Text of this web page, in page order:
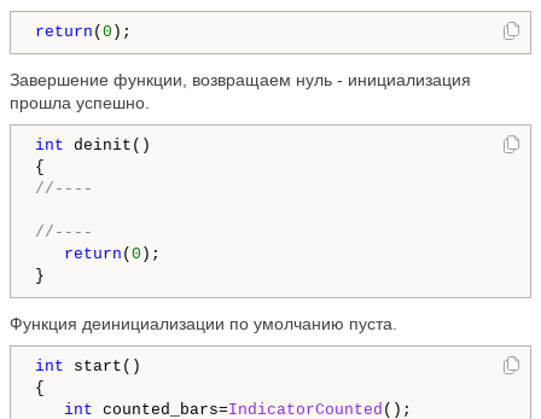
return (0 );
Завершение функции, возвращаем нуль - инициализация
прошла успешно.
int deinit()
//----
//----
return (0 );
}
Функция деинициализации по умолчанию пуста.
int start()
{
int counted_bars=IndicatorCounted